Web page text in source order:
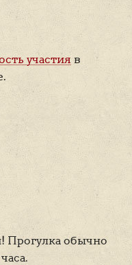
участия в
Прогулка обычно